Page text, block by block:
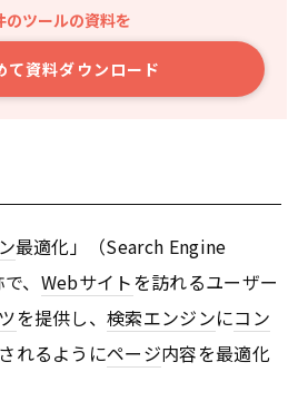
のツールの資料を
て資料ダウンロード
最適化」（Search Engine
、 Webサイトを訪れるユーザー
を提供し、検索エンジンにコン
れるようにページ内容を最適化